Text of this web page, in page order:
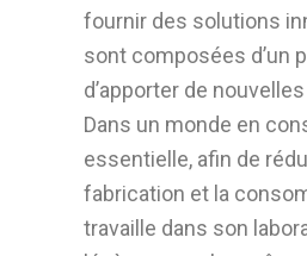
fournir des solutions
sont composées d’un
d’apporter de
Dans un monde en
essentielle, afin de
fabrication et la
travaille dans son